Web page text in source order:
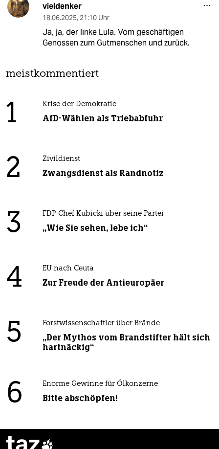
vieldenker
18.06.2025, 21:10 Uhr
Ja, ja, der linke Lula. Vom geschäftigen
Genossen zum Gutmenschen und zurück.
meistkommentiert
1 Krise der Demokratie
AfD-Wählen als Triebabfuhr
2 Zivildienst
Zwangsdienst als Randnotiz
3 FDP-Chef Kubicki über seine Partei
„Wie Sie sehen, lebe ich“
4 EU nach Ceuta
Zur Freude der Antieuropäer
5 Forstwissenschaftler über Brände
„Der Mythos vom Brandstifter hält sich
hartnäckig“
6 Enorme Gewinne für Ölkonzerne
Bitte abschöpfen!